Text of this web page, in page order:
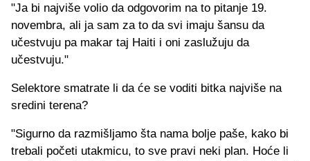
"Ja bi najviše volio da odgovorim na to pitanje 19.
novembra, ali ja sam za to da svi imaju šansu da
učestvuju pa makar taj Haiti i oni zaslužuju da
učestvuju."
Selektore smatrate li da će se voditi bitka najviše na
sredini terena?
"Sigurno da razmišljamo šta nama bolje paše, kako bi
trebali početi utakmicu, to sve pravi neki plan. Hoće li